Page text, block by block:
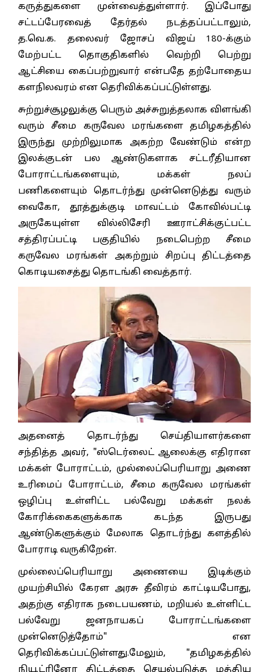
கருத்துகளை முன்வைத்துள்ளார். இப்போது
சட்டப்பேரவைத் தேர்தல் நடத்தப்பட்டாலும்,
த.வெ.க. தலைவர் ஜோசப் விஜய் 180-க்கும்
மேற்பட்ட தொகுதிகளில் வெற்றி பெற்று
ஆட்சியை கைப்பற்றுவார் என்பதே தற்போதைய
களநிலவரம் என தெரிவிக்கப்பட்டுள்ளது.
சுற்றுச்சூழலுக்கு பெரும் அச்சுறுத்தலாக விளங்கி
வரும் சீமை கருவேல மரங்களை தமிழகத்தில்
இருந்து முற்றிலுமாக அகற்ற வேண்டும் என்ற
இலக்குடன் பல ஆண்டுகளாக சட்டரீதியான
போராட்டங்களையும், மக்கள் நலப்
பணிகளையும் தொடர்ந்து முன்னெடுத்து வரும்
வைகோ, தூத்துக்குடி மாவட்டம் கோவில்பட்டி
அருகேயுள்ள வில்லிசேரி ஊராட்சிக்குட்பட்ட
சத்திரப்பட்டி பகுதியில் நடைபெற்ற சீமை
கருவேல மரங்கள் அகற்றும் சிறப்பு திட்டத்தை
கொடியசைத்து தொடங்கி வைத்தார்.
அதனைத் தொடர்ந்து செய்தியாளர்களை
சந்தித்த அவர், "ஸ்டெர்லைட் ஆலைக்கு எதிரான
மக்கள் போராட்டம், முல்லைப்பெரியாறு அணை
உரிமைப் போராட்டம், சீமை கருவேல மரங்கள்
ஒழிப்பு உள்ளிட்ட பல்வேறு மக்கள் நலக்
கோரிக்கைகளுக்காக கடந்த இருபது
ஆண்டுகளுக்கும் மேலாக தொடர்ந்து களத்தில்
போராடி வருகிறேன்.
முல்லைப்பெரியாறு அணையை இடிக்கும்
முயற்சியில் கேரள அரசு தீவிரம் காட்டியபோது,
அதற்கு எதிராக நடைபயணம், மறியல் உள்ளிட்ட
பல்வேறு ஜனநாயகப் போராட்டங்களை
முன்னெடுத்தோம்" என
தெரிவிக்கப்பட்டுள்ளது.மேலும், "தமிழகத்தில்